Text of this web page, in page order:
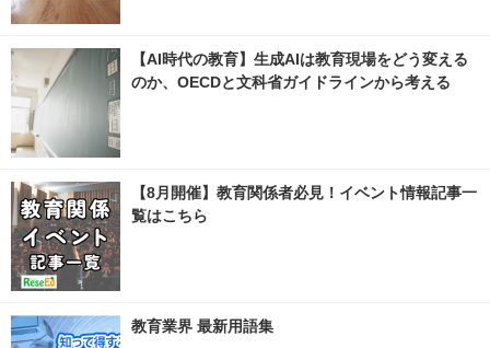
【AI時代の教育】生成AIは教育現場をどう変える
のか、OECDと文科省ガイドラインから考える
【8月開催】教育関係者必見！イベント情報記事一
覧はこちら
教育業界 最新用語集